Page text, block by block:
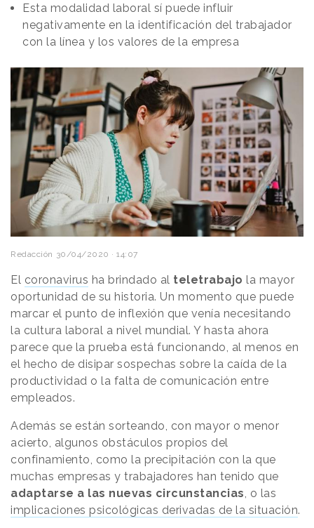
Esta modalidad laboral sí puede influir
negativamente en la identificación del trabajador
con la línea y los valores de la empresa
Redacción 30/04/2020 · 14:07
El coronavirus ha brindado al teletrabajo la mayor
oportunidad de su historia. Un momento que puede
marcar el punto de inflexión que venía necesitando
la cultura laboral a nivel mundial. Y hasta ahora
parece que la prueba está funcionando, al menos en
el hecho de disipar sospechas sobre la caída de la
productividad o la falta de comunicación entre
empleados.
Además se están sorteando, con mayor o menor
acierto, algunos obstáculos propios del
confinamiento, como la precipitación con la que
muchas empresas y trabajadores han tenido que
adaptarse a las nuevas circunstancias , o las
implicaciones psicológicas derivadas de la situación.